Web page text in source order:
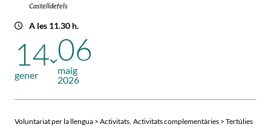
Castelldefels
A les 11.30 h.
14
gener
06
maig
2026
Voluntariat per la llengua > Activitats Activitats complementàries > Tertúlies